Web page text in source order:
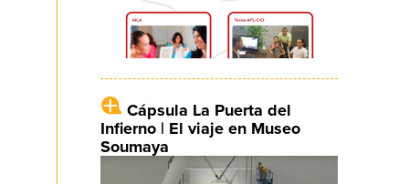
Cápsula La Puerta del
Infierno | El viaje en Museo
Soumaya